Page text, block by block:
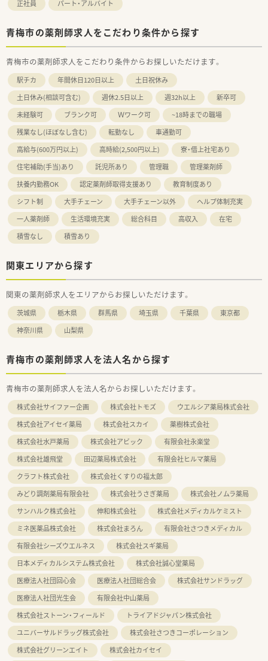
正社員 パート・アルバイト
青梅市の薬剤師求人をこだわり条件から探す
青梅市の薬剤師求人をこだわり条件からお探しいただけます。
駅チカ 年間休日120日以上
土日祝休み
土日休み(相談可含む)
週休2.5日以上 週32h以上
新卒可
未経験可
ブランク可 Ｗワーク可
~18時までの職場
残業なし(ほぼなし含む)
転勤なし
車通勤可
高給与(600万円以上)
高時給(2,500円以上)
寮・借上社宅あり
住宅補助(手当)あり
託児所あり 管理職
管理薬剤師
扶養内勤務OK
認定薬剤師取得支援あり
教育制度あり
シフト制
大手チェーン 大手チェーン以外
ヘルプ体制充実
一人薬剤師
生活環境充実 総合科目 高収入
在宅
積雪なし
積雪あり
関東エリアから探す
関東の薬剤師求人をエリアからお探しいただけます。
茨城県 栃木県 群馬県 埼玉県 千葉県
東京都
神奈川県
山梨県
青梅市の薬剤師求人を法人名から探す
青梅市の薬剤師求人を法人名からお探しいただけます。
株式会社サイファー企画 株式会社トモズ
ウエルシア薬局株式会社
株式会社アイセイ薬局
株式会社スカイ
薬樹株式会社
株式会社水戸薬局
株式会社アビック
有限会社永楽堂
株式会社雄飛堂
田辺薬局株式会社
有限会社ヒルマ薬局
クラフト株式会社
株式会社くすりの福太郎
みどり調剤薬局有限会社
株式会社うさぎ薬局
株式会社ノムラ薬局
サンハルク株式会社
伸和株式会社
株式会社メディカルケミスト
ミネ医薬品株式会社
株式会社まろん
有限会社さつきメディカル
有限会社シーズウエルネス
株式会社スギ薬局
日本メディカルシステム株式会社
株式会社誠心堂薬局
医療法人社団回心会
医療法人社団総合会
株式会社サンドラッグ
医療法人社団光生会
有限会社中山薬局
株式会社ストーン・フィールド
トライアドジャパン株式会社
ユニバーサルドラッグ株式会社
株式会社さつきコーポレーション
株式会社グリーンエイト
株式会社カイセイ